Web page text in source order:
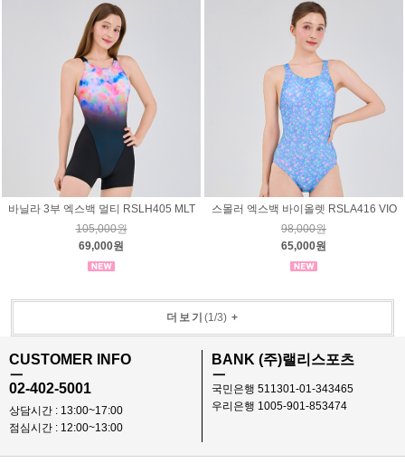
바닐라 3부 엑스백 멀티 RSLH405 MLT
105,000원
69,000원
스몰러 엑스백 바이올렛 RSLA416 VIO
98,000원
65,000원
더보기 (1/3)+
CUSTOMER INFO
ㅡ
02-402-5001
상담시간 : 13:00~17:00
점심시간 : 12:00~13:00
BANK (주)랠리스포츠
ㅡ
국민은행 511301-01-343465
우리은행 1005-901-853474